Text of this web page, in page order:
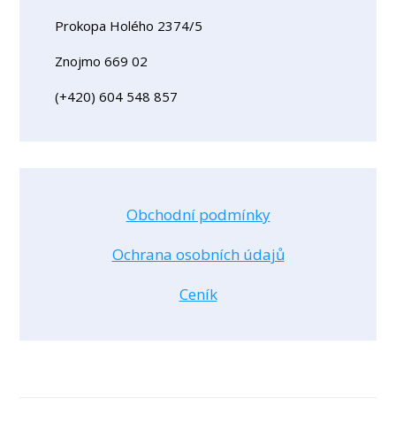
Prokopa Holého 2374/5
Znojmo 669 02
(+420) 604 548 857
Obchodní podmínky
Ochrana osobních údajů
Ceník